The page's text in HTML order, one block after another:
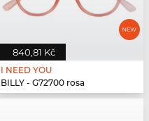
840,81 Kč
I NEED YOU
BILLY - G72700 rosa